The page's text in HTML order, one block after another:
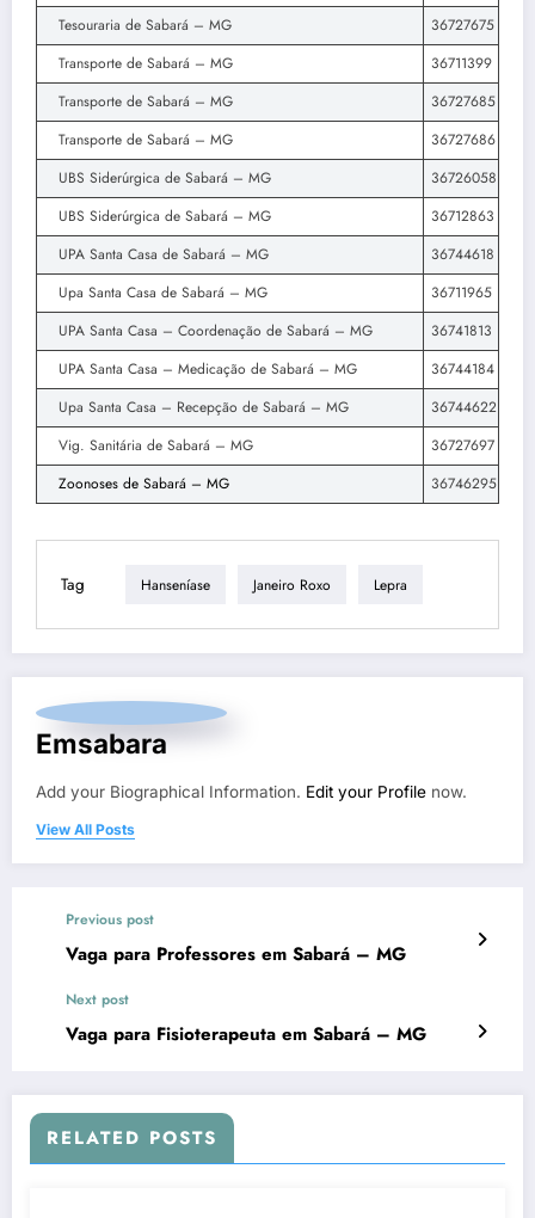
Tesouraria de Sabará – MG
36727675
Transporte de Sabará – MG
36711399
Transporte de Sabará – MG
36727685
Transporte de Sabará – MG
36727686
UBS Siderúrgica de Sabará – MG
36726058
UBS Siderúrgica de Sabará – MG
36712863
UPA Santa Casa de Sabará – MG
36744618
Upa Santa Casa de Sabará – MG
36711965
UPA Santa Casa – Coordenação de Sabará – MG
36741813
UPA Santa Casa – Medicação de Sabará – MG
36744184
Upa Santa Casa – Recepção de Sabará – MG
36744622
Vig. Sanitária de Sabará – MG
36727697
Zoonoses de Sabará – MG
36746295
Tag Hanseníase Janeiro Roxo Lepra
Emsabara
Add your Biographical Information. Edit your Profile now.
View All Posts
Previous post
Vaga para Professores em Sabará – MG
Next post
Vaga para Fisioterapeuta em Sabará – MG
RELATED POSTS